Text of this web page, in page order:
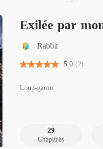
Exilée par
Rabbit
5.0 (2)
Loup-garou
29
Chapitres